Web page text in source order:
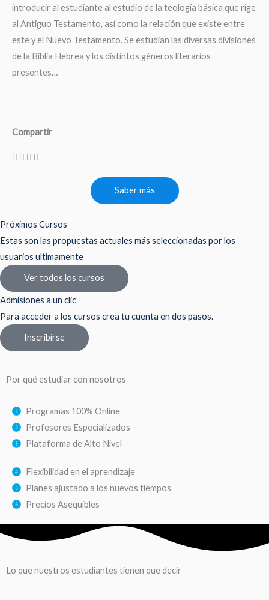
introducir al estudiante al estudio de la teología básica que rige
al Antiguo Testamento, así como la relación que existe entre
este y el Nuevo Testamento. Se estudian las diversas divisiones
de la Biblia Hebrea y los distintos géneros literarios
presentes…
Compartir
Saber más
Próximos Cursos
Estas son las propuestas actuales más seleccionadas por los
usuarios ultimamente
Ver todos los cursos
Admisiones a un clic
Para acceder a los cursos crea tu cuenta en dos pasos.
Inscribirse
Por qué estudiar con nosotros
Programas 100% Online
Profesores Especializados
Plataforma de Alto Nivel
Flexibilidad en el aprendizaje
Planes ajustado a los nuevos tiempos
Precios Asequibles
Lo que nuestros estudiantes tienen que decir